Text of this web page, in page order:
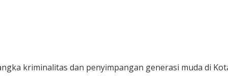
kriminalitas dan penyimpangan generasi muda di